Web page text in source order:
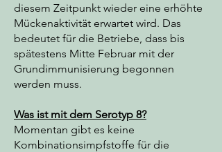
diesem Zeitpunkt wieder eine erhöhte
Mückenaktivität erwartet wird. Das
bedeutet für die Betriebe, dass bis
spätestens Mitte Februar mit der
Grundimmunisierung begonnen
werden muss.
Was ist mit dem Serotyp 8?
Momentan gibt es keine
Kombinationsimpfstoffe für die